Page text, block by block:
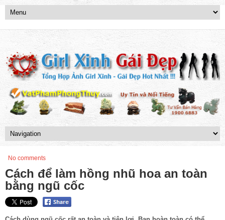
No comments
Cách để làm hồng nhũ hoa an toàn
bằng ngũ cốc